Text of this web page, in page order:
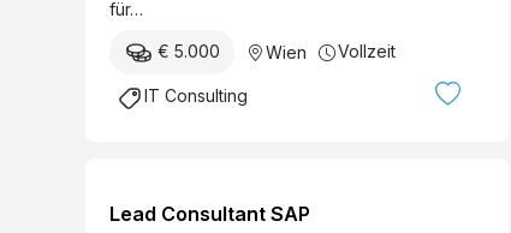
für…
€ 5.000 Wien Vollzeit
IT Consulting
Lead Consultant SAP